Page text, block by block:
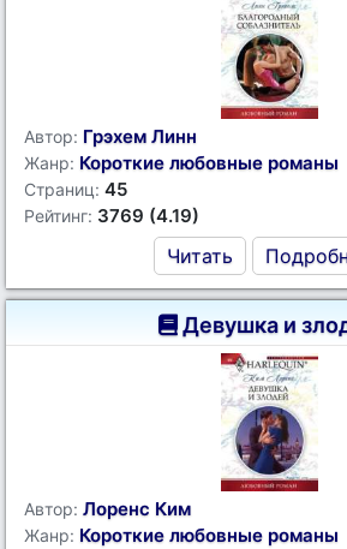
Автор: Грэхем Линн
Жанр: Короткие любовные романы
Страниц: 45
Рейтинг: 3769 (4.19)
Читать
Девушка и
Автор: Лоренс Ким
Жанр: Короткие любовные романы